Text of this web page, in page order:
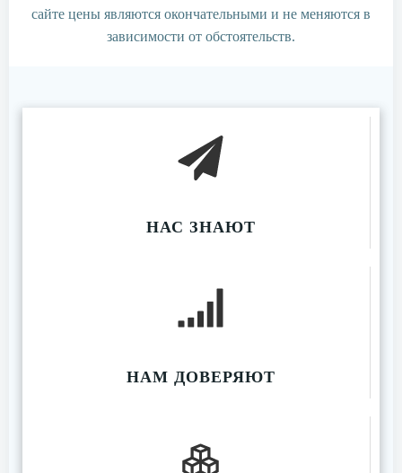
сайте цены являются окончательными и не меняются в
зависимости от обстоятельств.
НАС ЗНАЮТ
НАМ ДОВЕРЯЮТ